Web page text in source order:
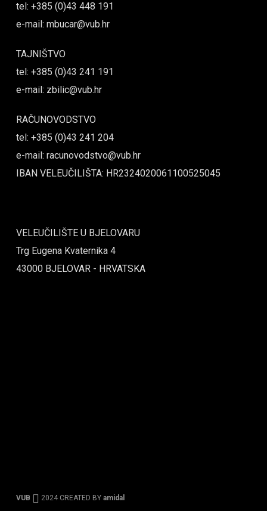
tel: +385 (0)43 448 191
e-mail: mbucar@vub.hr
TAJNIŠTVO
tel: +385 (0)43 241 191
e-mail: zbilic@vub.hr
RAČUNOVODSTVO
tel: +385 (0)43 241 204
e-mail: racunovodstvo@vub.hr
IBAN VELEUČILIŠTA: HR2324020061100525045
VELEUČILIŠTE U BJELOVARU
Trg Eugena Kvaternika 4
43000 BJELOVAR - HRVATSKA
VUB 2024 CREATED BY amidal